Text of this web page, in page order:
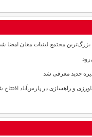
مجتمع لبنیات مغان امضا
جدید معرفی شد
و راهسازی در پارس‌آباد افتتاح